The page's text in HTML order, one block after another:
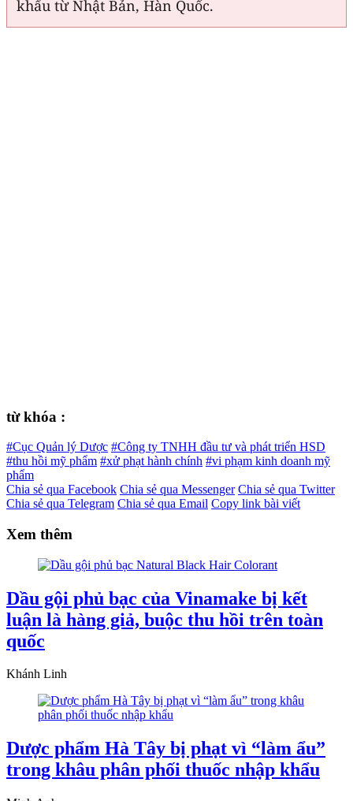
khẩu từ Nhật Bản, Hàn Quốc.
từ khóa :
#Cục Quản lý Dược #Công ty TNHH đầu tư và phát triển HSD
#thu hồi mỹ phẩm #xử phạt hành chính #vi phạm kinh doanh mỹ
phẩm
Chia sẻ qua Facebook Chia sẻ qua Messenger Chia sẻ qua Twitter
Chia sẻ qua Telegram Chia sẻ qua Email Copy link bài viết
Xem thêm
Dầu gội phủ bạc của Vinamake bị kết
luận là hàng giả, buộc thu hồi trên toàn
quốc
Khánh Linh
Dược phẩm Hà Tây bị phạt vì “làm ẩu”
trong khâu phân phối thuốc nhập khẩu